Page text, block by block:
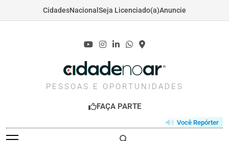
CidadesNacional Seja Licenciado(a)Anuncie
CIDADENOAR.COM
PESSOAS E OPORTUNIDADES
FAÇA PARTE
Você Repórter